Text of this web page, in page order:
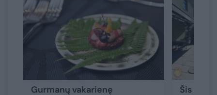
Gurmanų vakarienę
Šis